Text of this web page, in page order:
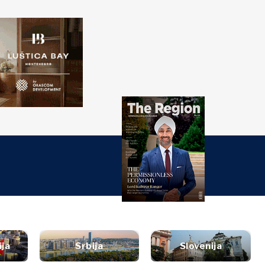
PRETRAGA
Istraži
Vijesti
Događaji
i piće
Western
Balkans 2030
Srbija Slovenija